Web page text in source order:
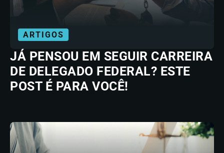
ARTIGOS
JÁ PENSOU EM SEGUIR CARREIRA
DE DELEGADO FEDERAL? ESTE
POST É PARA VOCÊ!